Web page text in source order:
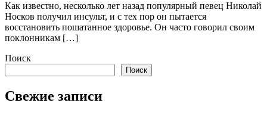
Как известно, несколько лет назад популярный певец Николай
Носков получил инсульт, и с тех пор он пытается
восстановить пошатанное здоровье. Он часто говорил своим
поклонникам […]
Поиск
Поиск
Свежие записи